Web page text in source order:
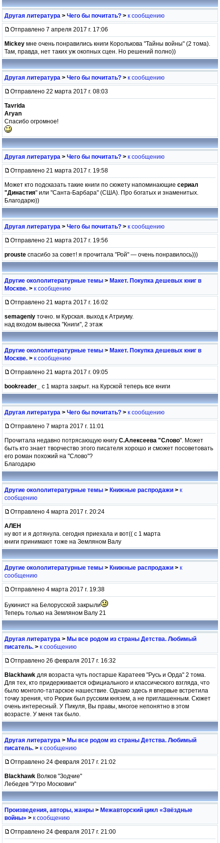
Другая литература > Чего бы почитать? > к сообщению
Отправлено 7 апреля 2017 г. 17:06
Mickey мне очень понравились книги Королькова "Тайны войны" (2 тома).
Там, правда, нет таких уж окопных сцен. Но решений полно))
Другая литература > Чего бы почитать? > к сообщению
Отправлено 22 марта 2017 г. 08:03
Tavrida
Aryan
Спасибо огромное!
Другая литература > Чего бы почитать? > к сообщению
Отправлено 21 марта 2017 г. 19:58
Может кто подсказать такие книги по сюжету напоминающие сериал
"Династия" или "Санта-Барбара" (США). Про богатых и знаменитых.
Благодарю))
Другая литература > Чего бы почитать? > к сообщению
Отправлено 21 марта 2017 г. 19:56
prouste спасибо за совет! я прочитала "Рой" — очень понравилось)))
Другие окололитературные темы > Макет. Покупка дешевых книг в
Москве. > к сообщению
Отправлено 21 марта 2017 г. 16:02
semageniy точно. м Курская. выход к Атриуму.
над входом вывеска "Книги", 2 этаж
Другие окололитературные темы > Макет. Покупка дешевых книг в
Москве. > к сообщению
Отправлено 21 марта 2017 г. 09:05
bookreader_ с 1 марта закрыт. на Курской теперь все книги
Другая литература > Чего бы почитать? > к сообщению
Отправлено 7 марта 2017 г. 11:01
Прочитала недавно потрясающую книгу С.Алексеева "Слово". Может
быть кто знает творчество этого писателя хорошо и сможет посоветовать
его роман похожий на "Слово"?
Благодарю
Другие окололитературные темы > Книжные распродажи > к
сообщению
Отправлено 4 марта 2017 г. 20:24
АЛЕН
ну вот и я дотянула. сегодня приехала и вот(( с 1 марта
книги принимают тоже на Земляном Валу
Другие окололитературные темы > Книжные распродажи > к
сообщению
Отправлено 4 марта 2017 г. 19:38
Букинист на Белорусской закрыли
Теперь только на Земляном Валу 21
Другая литература > Мы все родом из страны Детства. Любимый
писатель. > к сообщению
Отправлено 26 февраля 2017 г. 16:32
Blackhawk для возраста чуть постарше Каратеев "Русь и Орда" 2 тома.
Для тех, кто придерживается официального и классического взгляда, что
было монголо-татарское нашествие. Однако здесь я впервые встретила
точку зрения, что Рюрик был русским князем, а не приглашенным. Сюжет
очень интересный. У Пикуля, Вы правы, многое непонятно в этом
возрасте. У меня так было.
Другая литература > Мы все родом из страны Детства. Любимый
писатель. > к сообщению
Отправлено 24 февраля 2017 г. 21:02
Blackhawk Волков "Зодчие"
Лебедев "Утро Московии"
Произведения, авторы, жанры > Межавторский цикл «Звёздные
войны» > к сообщению
Отправлено 24 февраля 2017 г. 21:00